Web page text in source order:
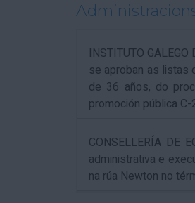
INSTITUTO
se aproban as listas
de 36 años, do
promoción pública
CONSELLERÍA DE
administrativa e
na rúa Newton no